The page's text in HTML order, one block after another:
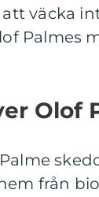
väcka
Palmes
Olof
från